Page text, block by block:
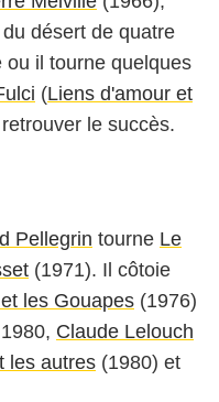
désert de quatre
ou il tourne quelques
(Liens d'amour et
le succès.
Pellegrin tourne Le
(1971). Il côtoie
les Gouapes (1976)
Claude Lelouch
les autres (1980) et